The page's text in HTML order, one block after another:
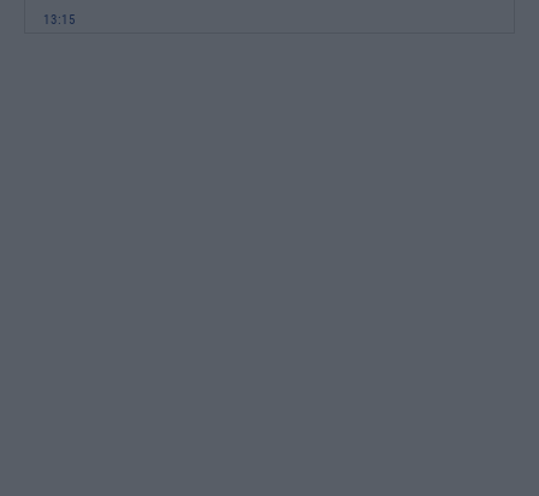
13:15